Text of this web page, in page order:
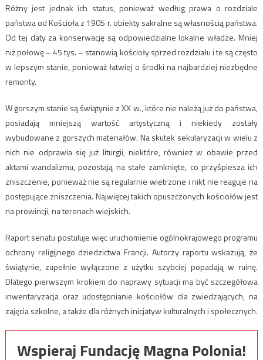
Różny jest jednak ich status, ponieważ według prawa o rozdziale
państwa od Kościoła z 1905 r. obiekty sakralne są własnością państwa.
Od tej daty za konserwację są odpowiedzialne lokalne władze. Mniej
niż połowę – 45 tys. – stanowią kościoły sprzed rozdziału i te są często
w lepszym stanie, ponieważ łatwiej o środki na najbardziej niezbędne
remonty.
W gorszym stanie są świątynie z XX w., które nie należą już do państwa,
posiadają mniejszą wartość artystyczną i niekiedy zostały
wybudowane z gorszych materiałów. Na skutek sekularyzacji w wielu z
nich nie odprawia się już liturgii, niektóre, również w obawie przed
aktami wandalizmu, pozostają na stałe zamknięte, co przyśpiesza ich
zniszczenie, ponieważ nie są regularnie wietrzone i nikt nie reaguje na
postępujące zniszczenia. Najwięcej takich opuszczonych kościołów jest
na prowincji, na terenach wiejskich.
Raport senatu postuluje więc uruchomienie ogólnokrajowego programu
ochrony religijnego dziedzictwa Francji. Autorzy raportu wskazują, że
świątynie, zupełnie wyłączone z użytku szybciej popadają w ruinę.
Dlatego pierwszym krokiem do naprawy sytuacji ma być szczegółowa
inwentaryzacja oraz udostępnianie kościołów dla zwiedzających, na
zajęcia szkolne, a także dla różnych inicjatyw kulturalnych i społecznych.
Wspieraj Fundację Magna Polonia!